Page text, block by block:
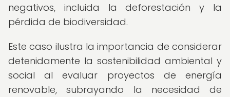
negativos, incluida la deforestación y la
pérdida de biodiversidad.
Este caso ilustra la importancia de considerar
detenidamente la sostenibilidad ambiental y
social al evaluar proyectos de energía
renovable, subrayando la necesidad de